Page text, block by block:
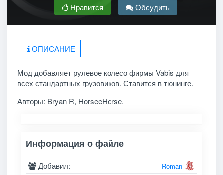
Нравится
Обсудить
ОПИСАНИЕ
Мод добавляет рулевое колесо фирмы Vabis для
всех стандартных грузовиков. Ставится в тюнинге.
Авторы: Bryan R, HorseeHorse.
Информация о файле
Добавил: Roman